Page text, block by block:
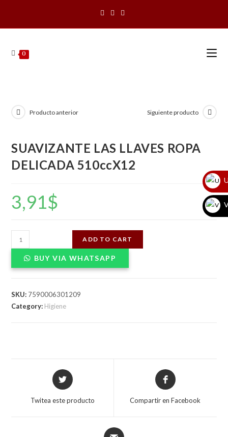
contenido
0
Producto anterior Siguiente producto
SUAVIZANTE LAS LLAVES ROPA
DELICADA 510ccX12
3,91$
SUAVIZANTE
LAS
LLAVES
510ccX12
quantity
ADD TO CART
BUY VIA WHATSAPP
SKU: 7590006301209
Category: Higiene
Opens
in
Twitea este producto
Opens
in
Compartir en Facebook
Opens